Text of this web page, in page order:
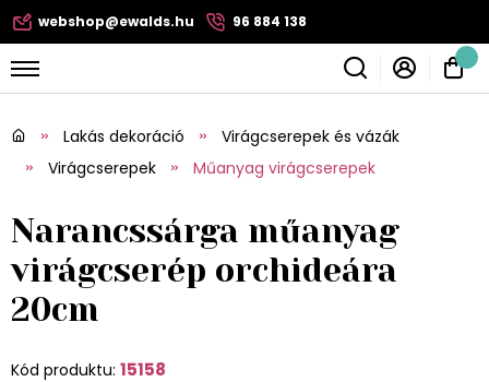
webshop@ewalds.hu 96 884 138
Lakás dekoráció
Virágcserepek és vázák
Virágcserepek
Műanyag virágcserepek
Narancssárga műanyag
virágcserép orchideára
20cm
Kód produktu: 15158